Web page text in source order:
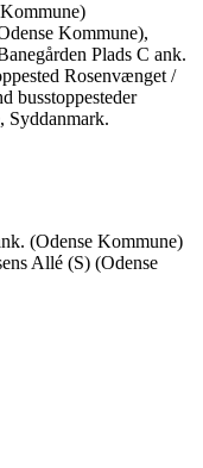
Kommune),
Plads C ank.
Rosenvænget /
busstoppesteder
Syddanmark.
(Odense Kommune)
Allé (S) (Odense